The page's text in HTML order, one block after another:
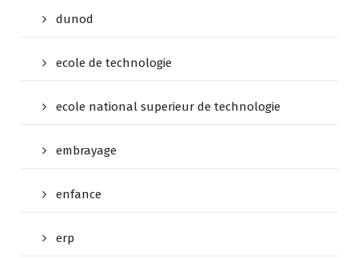
dunod
ecole de technologie
ecole national superieur de technologie
embrayage
enfance
erp